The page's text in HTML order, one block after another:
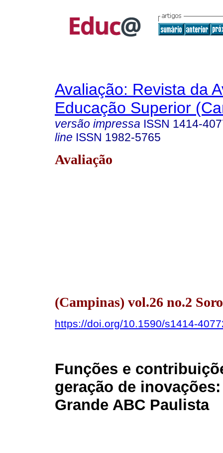
Avaliação: Revista da
Educação Superior
versão impressa ISSN 1414-
line ISSN 1982-5765
Avaliação
(Campinas) vol.26 no.2
https://doi.org/10.1590/s1414-
Funções e
geração de
Grande ABC Paulista